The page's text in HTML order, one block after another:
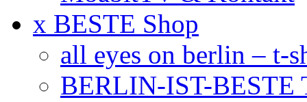
x BESTE Shop
all eyes on berlin – t-
BERLIN-IST-BESTE